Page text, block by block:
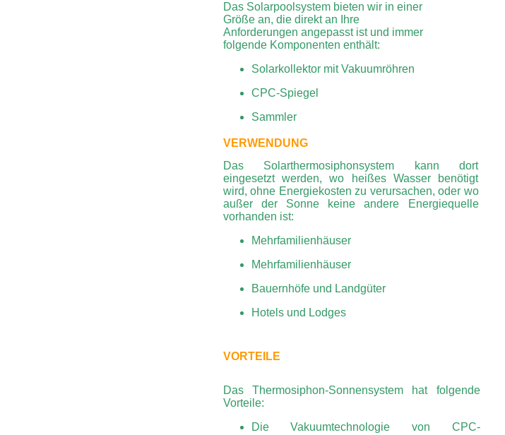
Das Solarpoolsystem bieten wir in einer
Größe an, die direkt an Ihre
Anforderungen angepasst ist und immer
folgende Komponenten enthält:
Solarkollektor mit Vakuumröhren
CPC-Spiegel
Sammler
VERWENDUNG
Das Solarthermosiphonsystem kann dort
eingesetzt werden, wo heißes Wasser benötigt
wird, ohne Energiekosten zu verursachen, oder wo
außer der Sonne keine andere Energiequelle
vorhanden ist:
Mehrfamilienhäuser
Mehrfamilienhäuser
Bauernhöfe und Landgüter
Hotels und Lodges
VORTEILE
Das Thermosiphon-Sonnensystem hat folgende
Vorteile:
Die Vakuumtechnologie von CPC-